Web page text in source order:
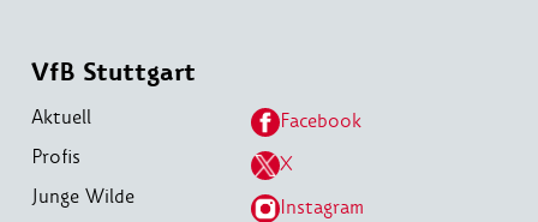
VfB Stuttgart
Aktuell
Profis
Junge Wilde
Facebook
X
Instagram